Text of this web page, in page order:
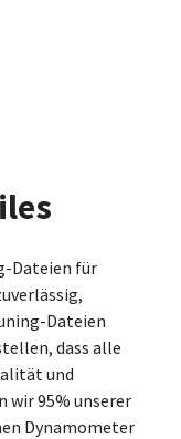
Dateien für
Dateien
dass alle
und
wir 95% unserer
Dynamometer